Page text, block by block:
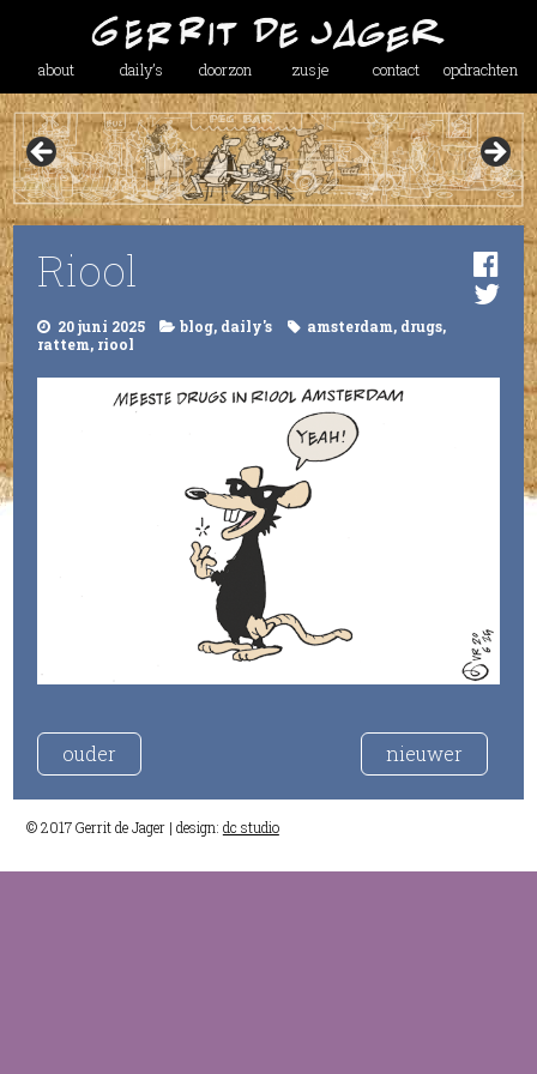
about daily’s doorzon zusje contact opdrachten
Riool
20 juni 2025 blog, daily's amsterdam, drugs,
rattem, riool
ouder nieuwer
© 2017 Gerrit de Jager | design: dc studio